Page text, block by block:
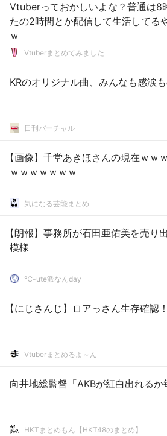
Vtuberっておかしいよな？普通は8
たの2時間とか配信して生活してる
ｗ
Vtuberまとめてみました
KRのオリジナル曲、みんなも感涙
日刊バーチャル
【画像】千堂あきほさんの現在ｗｗ
ｗｗｗｗｗｗｗ
気になる芸能まとめ
【朗報】事務所が石田亜佑美を売り
模様
℃-ute派なんday
【にじさんじ】ロアっさん生存確認！
Vtuberまとめるよ～ん
向井地総監督「AKBが紅白出れるか
HKTまとめもん【HKT48のまとめ】